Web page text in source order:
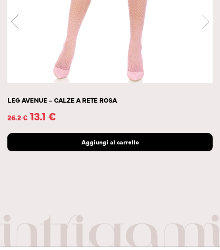
LEG AVENUE – CALZE A RETE ROSA
26.2€ 13.1 €
Aggiungi al carrello